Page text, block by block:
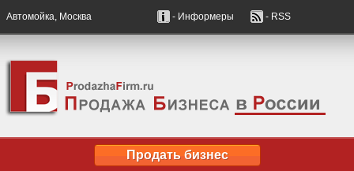
Автомойка, Москва - Информеры - RSS
Продать бизнес